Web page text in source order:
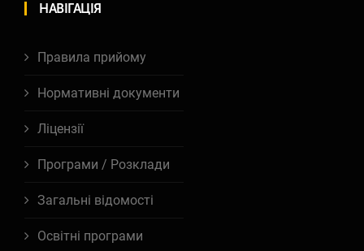
НАВІГАЦІЯ
Правила прийому
Нормативні документи
Ліцензії
Програми / Розклади
Загальні відомості
Освітні програми